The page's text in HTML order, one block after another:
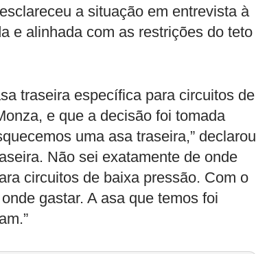
a situação em entrevista à
e alinhada com as restrições do teto
traseira específica para circuitos de
e que a decisão foi tomada
uma asa traseira,” declarou
Não sei exatamente de onde
circuitos de baixa pressão. Com o
gastar. A asa que temos foi